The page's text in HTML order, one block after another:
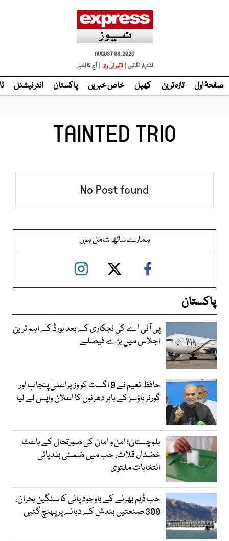
AUGUST 08, 2026
اشتہار لگائیں | لائیو ٹی وی | آج کا اخبار
صفحۂ اول تازہ ترین کھیل خاص خبریں پاکستان انٹر نیشنل
TAINTED TRIO
No Post found
ہمارے ساتھ شامل ہوں
پاکستان
پی آئی اے کی نجکاری کے بعد بورڈ کے اہم ترین
اجلاس میں بڑے فیصلے
حافظ نعیم نے 9 اگست کو وزیراعلیٰ پنجاب اور
گورنر ہاؤسز کے باہر دھرنوں کا اعلان واپس لے لیا
بلوچستان؛ امن و امان کی صورتحال کے باعث
خضدار، قلات، حب میں ضمنی بلدیاتی
انتخابات ملتوی
حب ڈیم بھرنے کے باوجود پانی کا سنگین بحران،
300 صنعتیں بندش کے دہانے پر پہنچ گئیں